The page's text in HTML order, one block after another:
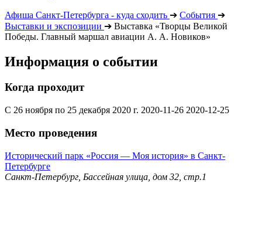
Афиша Санкт-Петербурга - куда сходить ➔ События ➔
Выставки и экспозиции ➔ Выставка «Творцы Великой
Победы. Главный маршал авиации А. А. Новиков»
Информация о событии
Когда проходит
С 26 ноября по 25 декабря 2020 г. 2020-11-26 2020-12-25
Место проведения
Исторический парк «Россия — Моя история» в Санкт-
Петербурге
Санкт-Петербург, Бассейная улица, дом 32, стр.1​